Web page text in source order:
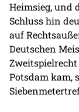
Heimsieg, und
Schluss hin
auf
Deutschen
Potsdam kam,